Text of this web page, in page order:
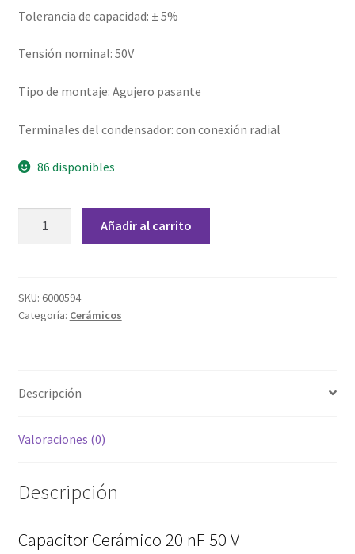
Home
Home Free WooCommerce #2
Home Free WooCommerce #3
Impresión 3D
My account
Tolerancia de capacidad: ± 5%
Tensión nominal: 50V
Tipo de montaje: Agujero pasante
Terminales del condensador: con conexión radial
86 disponibles
50
V
Añadir al carrito
SKU: 6000594
Categoría: Cerámicos
Descripción
Valoraciones (0)
Descripción
Capacitor Cerámico 20 nF 50 V